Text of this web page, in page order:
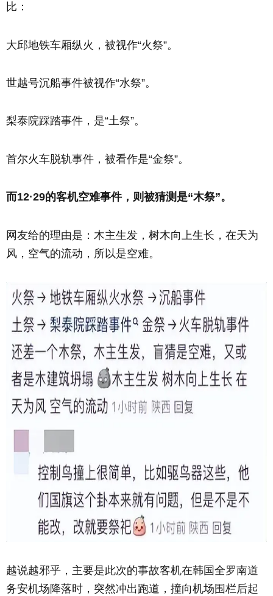
比：
大邱地铁车厢纵火，被视作“火祭”。
世越号沉船事件被视作“水祭”。
梨泰院踩踏事件，是“土祭”。
首尔火车脱轨事件，被看作是“金祭”。
而12·29的客机空难事件，则被猜测是“木祭”。
网友给的理由是：木主生发，树木向上生长，在天为
风，空气的流动，所以是空难。
越说越邪乎，主要是此次的事故客机在韩国全罗南道
务安机场降落时，突然冲出跑道，撞向机场围栏后起